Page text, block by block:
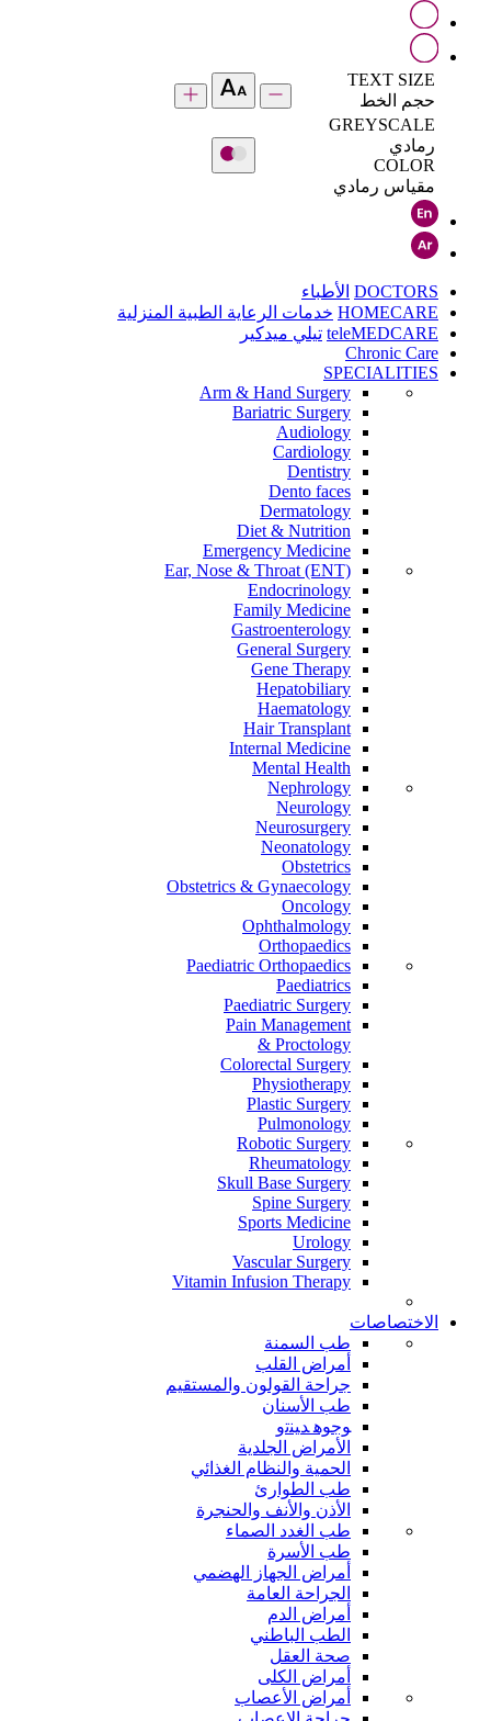
TEXT SIZE
حجم الخط
GREYSCALE
رمادي
COLOR
مقياس رمادي
DOCTORS الأطباء
HOMECARE خدمات الرعاية الطبية المنزلية
teleMEDCARE تيلي ميدكير
Chronic Care
SPECIALITIES
Arm & Hand Surgery
Bariatric Surgery
Audiology
Cardiology
Dentistry
Dento faces
Dermatology
Diet & Nutrition
Emergency Medicine
Ear, Nose & Throat (ENT)
Endocrinology
Family Medicine
Gastroenterology
General Surgery
Gene Therapy
Hepatobiliary
Haematology
Hair Transplant
Internal Medicine
Mental Health
Nephrology
Neurology
Neurosurgery
Neonatology
Obstetrics
Obstetrics & Gynaecology
Oncology
Ophthalmology
Orthopaedics
Paediatric Orthopaedics
Paediatrics
Paediatric Surgery
Pain Management
Proctology &
Colorectal Surgery
Physiotherapy
Plastic Surgery
Pulmonology
Robotic Surgery
Rheumatology
Skull Base Surgery
Spine Surgery
Sports Medicine
Urology
Vascular Surgery
Vitamin Infusion Therapy
الاختصاصات
طب السمنة
أمراض القلب
جراحة القولون والمستقيم
طب الأسنان
ﻮﺟﻮﻫ ﺪﻴﻨﺗﻭ
الأمراض الجلدية
الحمية والنظام الغذائي
طب الطوارئ
الأذن والأنف والحنجرة
طب الغدد الصماء
طب الأسرة
أمراض الجهاز الهضمي
الجراحة العامة
أمراض الدم
الطب الباطني
صحة العقل
أمراض الكلى
أمراض الأعصاب